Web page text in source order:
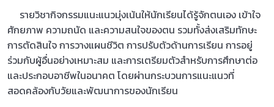
รายวิชากิจกรรมแนะแนวมุ่งเน้นให้นักเรียนได้รู้จักตนเอง เข้าใจ
ศักยภาพ ความถนัด และความสนใจของตน รวมทั้งส่งเสริมทักษะ
การตัดสินใจ การวางแผนชีวิต การปรับตัวด้านการเรียน การอยู่
ร่วมกับผู้อื่นอย่างเหมาะสม และการเตรียมตัวสำหรับการศึกษาต่อ
และประกอบอาชีพในอนาคต โดยผ่านกระบวนการแนะแนวที่
สอดคล้องกับวัยและพัฒนาการของนักเรียน